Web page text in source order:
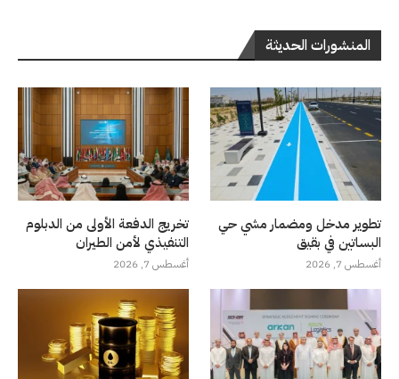
المنشورات الحديثة
تطوير مدخل ومضمار مشي حي
البساتين في بقيق
أغسطس 7, 2026
تخريج الدفعة الأولى من الدبلوم
التنفيذي لأمن الطيران
أغسطس 7, 2026